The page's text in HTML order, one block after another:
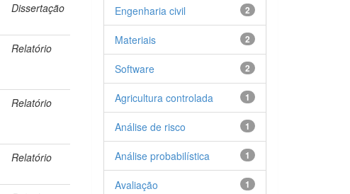
Dissertação
Relatório
Relatório
Relatório
2
Engenharia civil
2
Materiais
2
Software
1
Agricultura controlada
1
Análise de risco
1
Análise probabilística
1
Avaliação